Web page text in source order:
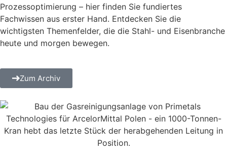
Prozessoptimierung – hier finden Sie fundiertes
Fachwissen aus erster Hand. Entdecken Sie die
wichtigsten Themenfelder, die die Stahl- und Eisenbranche
heute und morgen bewegen.
Zum Archiv